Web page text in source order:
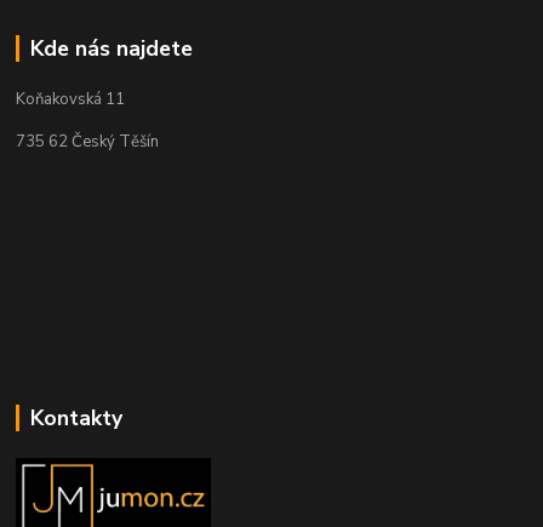
Kde nás najdete
Koňakovská 11
735 62 Český Těšín
Kontakty